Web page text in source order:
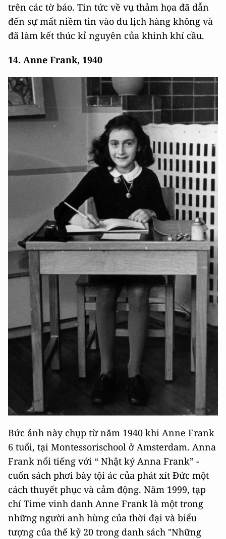
trên các tờ báo. Tin tức về vụ thảm họa đã dẫn
đến sự mất niềm tin vào du lịch hàng không và
đã làm kết thúc kỉ nguyên của khinh khí cầu.
14. Anne Frank, 1940
Bức ảnh này chụp từ năm 1940 khi Anne Frank
6 tuổi, tại Montessorischool ở Amsterdam. Anna
Frank nổi tiếng với “ Nhật ký Anna Frank” -
cuốn sách phơi bày tội ác của phát xít Đức một
cách thuyết phục và cảm động. Năm 1999, tạp
chí Time vinh danh Anne Frank là một trong
những người anh hùng của thời đại và biểu
tượng của thế kỷ 20 trong danh sách "Những